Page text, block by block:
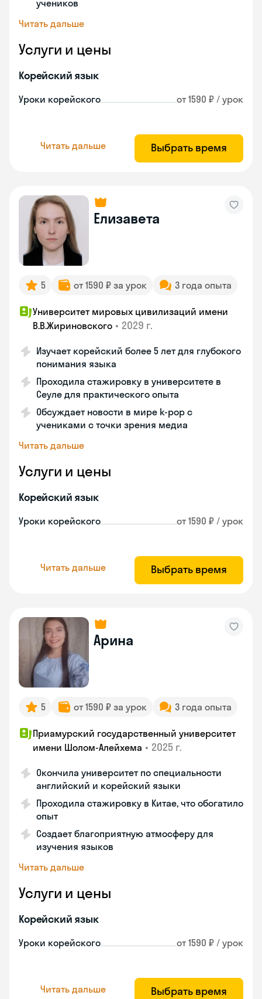
учеников
Читать дальше
Услуги и цены
Корейский язык
Уроки корейского от 1590 ₽ / урок
Читать дальше Выбрать время
Елизавета
5 от 1590 ₽ за урок 3 года опыта
Университет мировых цивилизаций имени
В.В.Жириновского • 2029 г.
Изучает корейский более 5 лет для глубокого
понимания языка
Проходила стажировку в университете в
Сеуле для практического опыта
Обсуждает новости в мире k-pop с
учениками с точки зрения медиа
Читать дальше
Услуги и цены
Корейский язык
Уроки корейского от 1590 ₽ / урок
Читать дальше Выбрать время
Арина
5 от 1590 ₽ за урок 3 года опыта
Приамурский государственный университет
имени Шолом-Алейхема • 2025 г.
Окончила университет по специальности
английский и корейский языки
Проходила стажировку в Китае, что обогатило
опыт
Создает благоприятную атмосферу для
изучения языков
Читать дальше
Услуги и цены
Корейский язык
Уроки корейского от 1590 ₽ / урок
Читать дальше Выбрать время